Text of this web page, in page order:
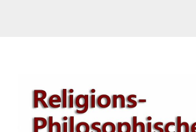
Inhalt
springen